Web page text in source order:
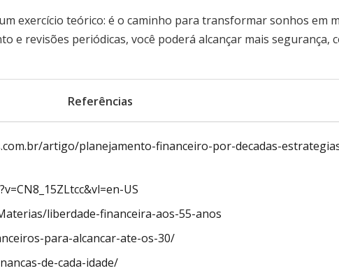
exercício teórico: é o caminho para transformar sonhos em
e revisões periódicas, você poderá alcançar mais segurança,
Referências
artigo/planejamento-financeiro-por-decadas-
US
liberdade-financeira-aos-55-anos
para-alcancar-ate-os-30/
de-cada-idade/